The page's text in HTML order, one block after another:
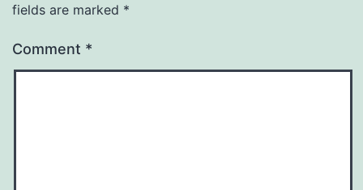
fields are marked *
Comment *